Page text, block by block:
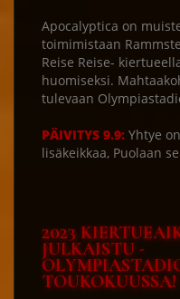
Apocalyptica on
toimimistaan
Reise Reise-
huomiseksi.
tulevaan
PÄIVITYS 9.9: Yhtye
lisäkeikkaa, Puolaan
2023
JULKAISTU -
TOUKOKUUSSA!